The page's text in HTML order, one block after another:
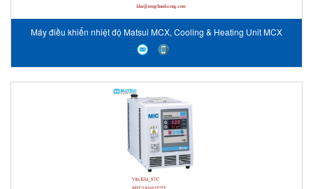
Máy điều khiển nhiệt độ Matsui MCX, Cooling & Heating Unit MCX